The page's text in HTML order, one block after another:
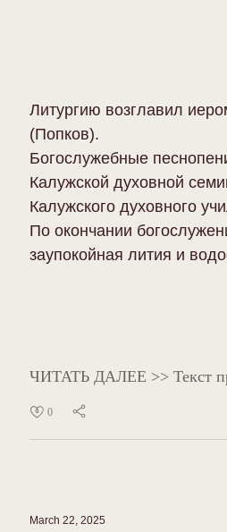
Литургию возглавил
(Попков).
Богослужебные
Калужской духовной
Калужского духовного
По окончании
заупокойная лития и
ЧИТАТЬ ДАЛЕЕ >> Текст
0
March 22, 2025